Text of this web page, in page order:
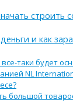
строить
и как
таки будет
NL
большой